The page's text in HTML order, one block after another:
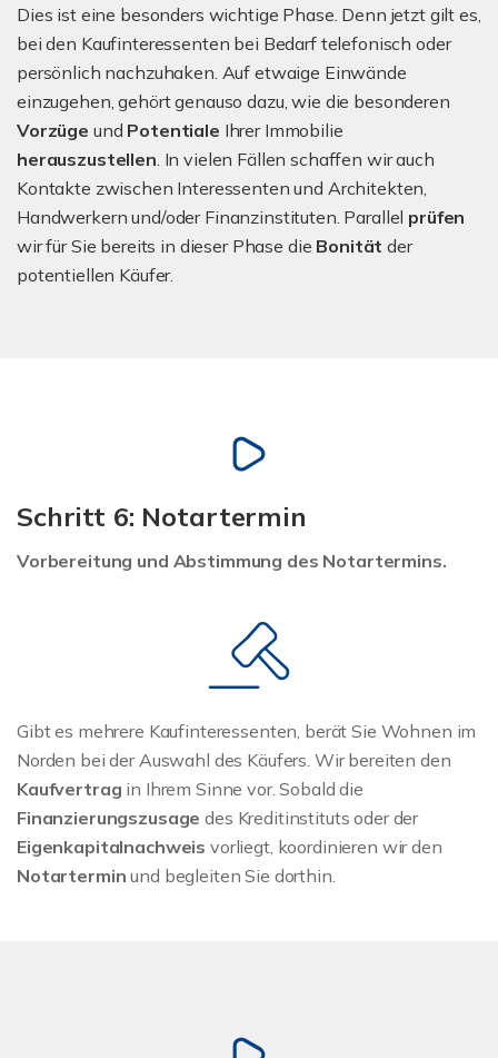
Dies ist eine besonders wichtige Phase. Denn jetzt gilt es,
bei den Kaufinteressenten bei Bedarf telefonisch oder
persönlich nachzuhaken. Auf etwaige Einwände
einzugehen, gehört genauso dazu, wie die besonderen
Vorzüge und Potentiale Ihrer Immobilie
herauszustellen . In vielen Fällen schaffen wir auch
Kontakte zwischen Interessenten und Architekten,
Handwerkern und/oder Finanzinstituten. Parallel prüfen
wir für Sie bereits in dieser Phase die Bonitätder
potentiellen Käufer.
Schritt 6: Notartermin
Vorbereitung und Abstimmung des Notartermins.
Gibt es mehrere Kaufinteressenten, berät Sie Wohnen im
Norden bei der Auswahl des Käufers. Wir bereiten den
Kaufvertrag in Ihrem Sinne vor. Sobald die
Finanzierungszusagedes Kreditinstituts oder der
Eigenkapitalnachweis vorliegt, koordinieren wir den
Notartermin und begleiten Sie dorthin.